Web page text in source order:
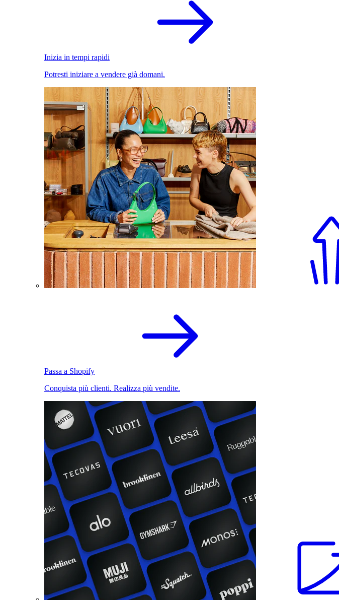
Inizia in tempi rapidi
Potresti iniziare a vendere già domani.
Passa a Shopify
Conquista più clienti. Realizza più vendite.